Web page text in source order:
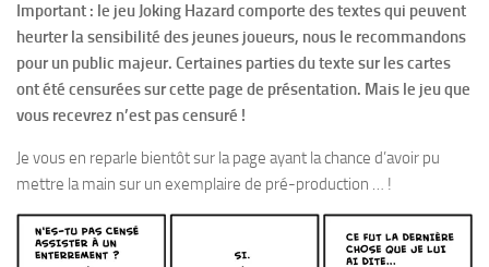
Important : le jeu Joking Hazard comporte des textes qui peuvent
heurter la sensibilité des jeunes joueurs, nous le recommandons
pour un public majeur. Certaines parties du texte sur les cartes
ont été censurées sur cette page de présentation. Mais le jeu que
vous recevrez n’est pas censuré !
Je vous en reparle bientôt sur la page ayant la chance d’avoir pu
mettre la main sur un exemplaire de pré-production … !